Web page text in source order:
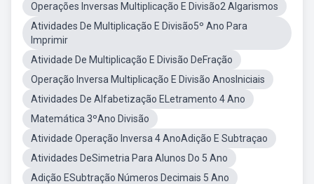
Operações Inversas Multiplicação E Divisão2 Algarismos
Atividades De Multiplicação E Divisão5º Ano Para
Imprimir
Atividade De Multiplicação E Divisão DeFração
Operação Inversa Multiplicação E Divisão AnosIniciais
Atividades De Alfabetização ELetramento 4 Ano
Matemática 3ºAno Divisão
Atividade Operação Inversa 4 AnoAdição E Subtraçao
Atividades DeSimetria Para Alunos Do 5 Ano
Adição ESubtração Números Decimais 5 Ano